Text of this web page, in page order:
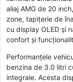
aliaj AMG de 20
zone, tapițerie de
cu display OLED și
confort și
Performanțele
benzina de 3.0 litri
integrale. Acesta